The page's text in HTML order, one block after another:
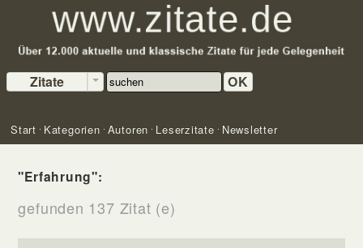
Zitate OK
Start Kategorien Autoren Leserzitate Newsletter
"Erfahrung":
gefunden 137 Zitat (e)